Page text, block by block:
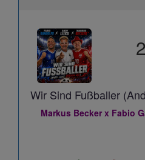
Wir Sind Fußballer
Markus Becker x Fabio